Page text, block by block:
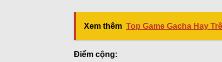
Xem thêm Top Game Gacha Hay
Điểm cộng: